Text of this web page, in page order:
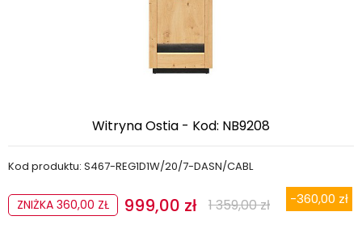
Witryna Ostia - Kod: NB9208
Kod produktu: S467-REG1D1W/20/7-DASN/CABL
999,00 zł
ZNIŻKA 360,00 ZŁ 1 359,00 zł -360,00 zł